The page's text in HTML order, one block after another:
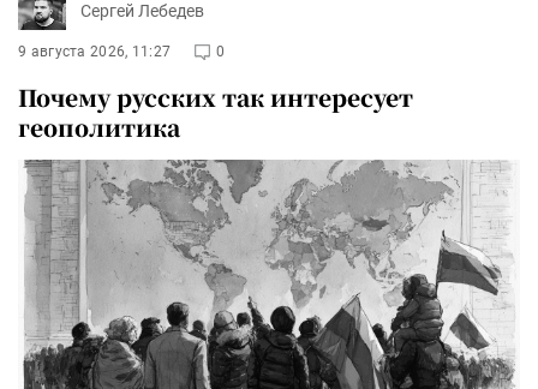
Сергей Лебедев
9 августа 2026, 11:27 0
Почему русских так интересует
геополитика